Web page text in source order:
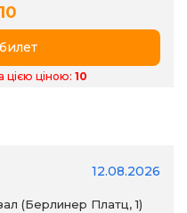
цією ціною: 10
12.08.2026
(Берлинер Платц, 1)